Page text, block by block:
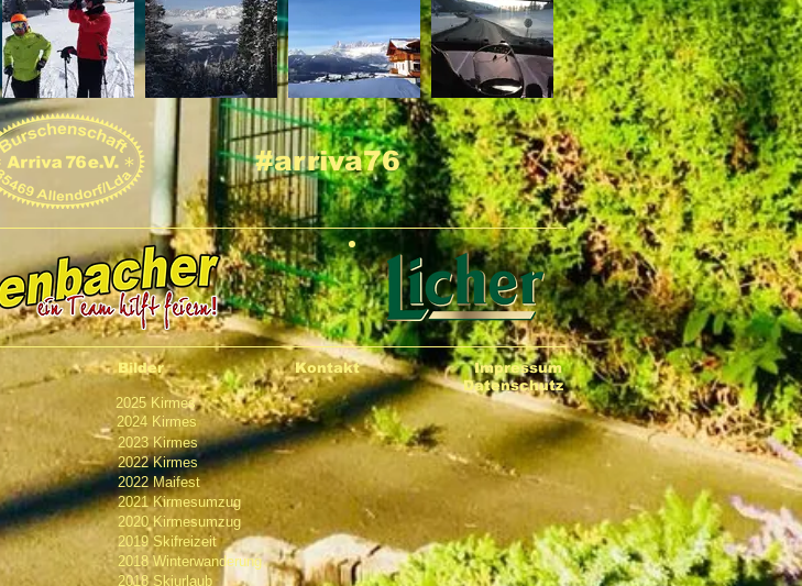
#arriva76
Bilder
2024 Kirmes
2025 Kirmes
Kontakt
Impressum
Datenschutz
2023 Kirmes
2022 Kirmes
2022 Maifest
2021 Kirmesumzug
2020 Kirmesumzug
2019 Skifreizeit
2018 Winterwanderung
2018 Skiurlaub